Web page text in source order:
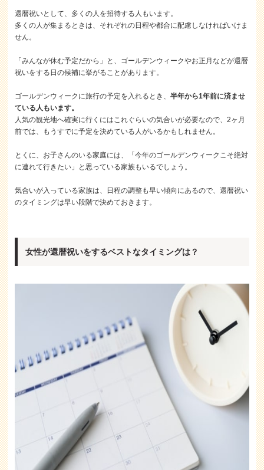
還暦祝いとして、多くの人を招待する人もいます。
多くの人が集まるときは、それぞれの日程や都合に配慮しなければいけま
せん。
「みんなが休む予定だから」と、ゴールデンウィークやお正月などが還暦
祝いをする日の候補に挙がることがあります。
ゴールデンウィークに旅行の予定を入れるとき、半年から1年前に済ませ
ている人もいます。
人気の観光地へ確実に行くにはこれぐらいの気合いが必要なので、2ヶ月
前では、もうすでに予定を決めている人がいるかもしれません。
とくに、お子さんのいる家庭には、「今年のゴールデンウィークこそ絶対
に連れて行きたい」と思っている家族もいるでしょう。
気合いが入っている家族は、日程の調整も早い傾向にあるので、還暦祝い
のタイミングは早い段階で決めておきます。
女性が還暦祝いをするベストなタイミングは？